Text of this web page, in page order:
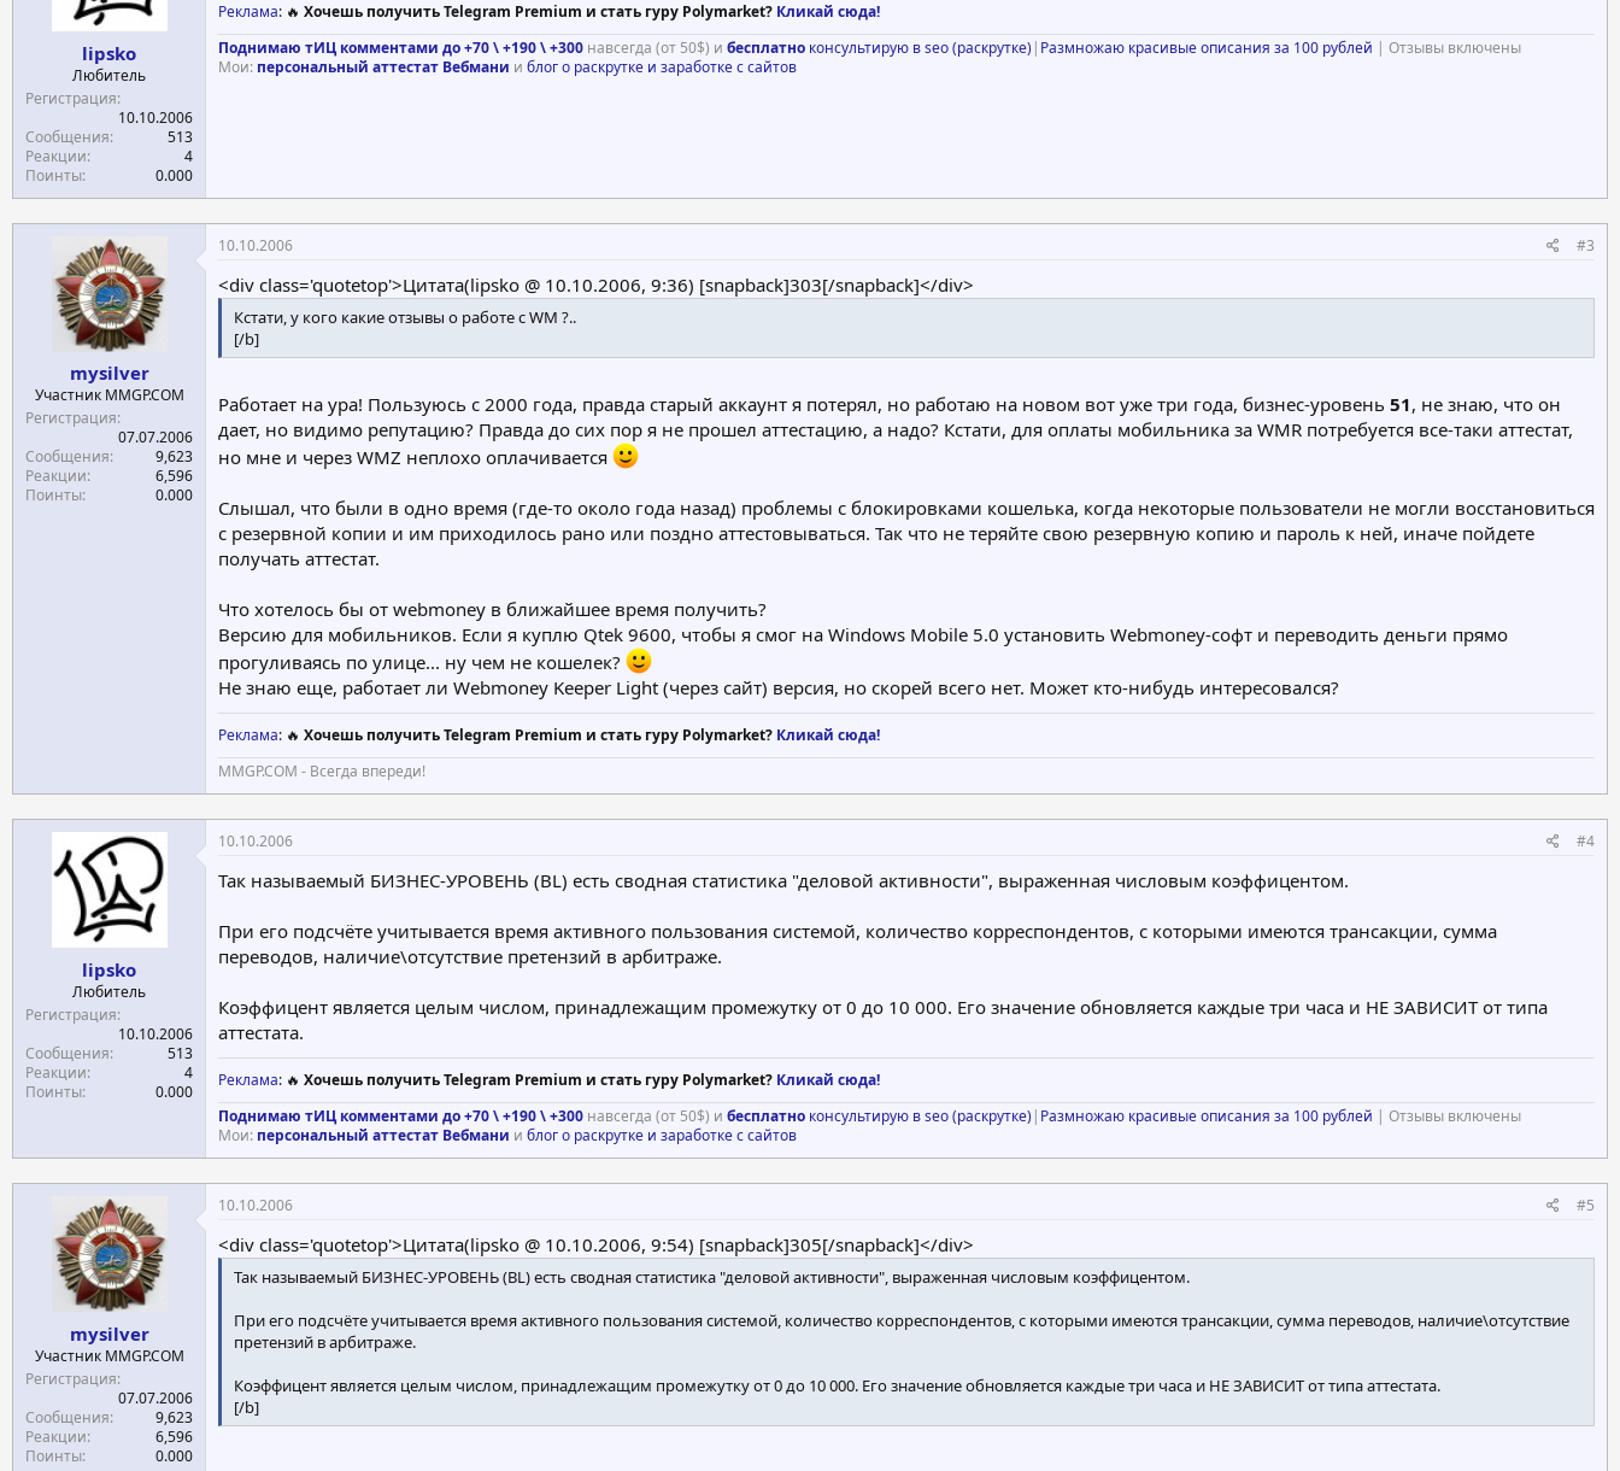
lipsko
Любитель
Регистрация
10.10.2006
Сообщения
513
Реакции
4
Поинты
0.000
Реклама: 🔥 Хочешь получить Telegram Premium и стать гуру Polymarket? Кликай сюда!
Поднимаю тИЦ комментами до +70 \ +190 \ +300 навсегда (от 50$) и бесплатно консультирую в seo (раскрутке) | Размножаю красивые описания за 100 рублей | Отзывы включены
Мои: персональный аттестат Вебмани и блог о раскрутке и заработке с сайтов
mysilver
Участник MMGP.COM
Регистрация
07.07.2006
Сообщения
9,623
Реакции
6,596
Поинты
0.000
10.10.2006 #3
<div class='quotetop'>Цитата(lipsko @ 10.10.2006, 9:36) [snapback]303[/snapback]</div>
Кстати, у кого какие отзывы о работе с WM ?..
[/b]
Работает на ура! Пользуюсь с 2000 года, правда старый аккаунт я потерял, но работаю на новом вот уже три года, бизнес-уровень 51, не знаю, что он
дает, но видимо репутацию? Правда до сих пор я не прошел аттестацию, а надо? Кстати, для оплаты мобильника за WMR потребуется все-таки аттестат,
но мне и через WMZ неплохо оплачивается
Слышал, что были в одно время (где-то около года назад) проблемы с блокировками кошелька, когда некоторые пользователи не могли восстановиться
с резервной копии и им приходилось рано или поздно аттестовываться. Так что не теряйте свою резервную копию и пароль к ней, иначе пойдете
получать аттестат.
Что хотелось бы от webmoney в ближайшее время получить?
Версию для мобильников. Если я куплю Qtek 9600, чтобы я смог на Windows Mobile 5.0 установить Webmoney-софт и переводить деньги прямо
прогуливаясь по улице... ну чем не кошелек?
Не знаю еще, работает ли Webmoney Keeper Light (через сайт) версия, но скорей всего нет. Может кто-нибудь интересовался?
Реклама: 🔥 Хочешь получить Telegram Premium и стать гуру Polymarket? Кликай сюда!
MMGP.COM - Всегда впереди!
lipsko
Любитель
Регистрация
10.10.2006
Сообщения
513
Реакции
4
Поинты
0.000
10.10.2006 #4
Так называемый БИЗНЕС-УРОВЕНЬ (BL) есть сводная статистика "деловой активности", выраженная числовым коэффицентом.
При его подсчёте учитывается время активного пользования системой, количество корреспондентов, с которыми имеются трансакции, сумма
переводов, наличие\отсутствие претензий в арбитраже.
Коэффицент является целым числом, принадлежащим промежутку от 0 до 10 000. Его значение обновляется каждые три часа и НЕ ЗАВИСИТ от типа
аттестата.
Реклама: 🔥 Хочешь получить Telegram Premium и стать гуру Polymarket? Кликай сюда!
Поднимаю тИЦ комментами до +70 \ +190 \ +300 навсегда (от 50$) и бесплатно консультирую в seo (раскрутке) | Размножаю красивые описания за 100 рублей | Отзывы включены
Мои: персональный аттестат Вебмани и блог о раскрутке и заработке с сайтов
mysilver
Участник MMGP.COM
Регистрация
07.07.2006
Сообщения
9,623
Реакции
6,596
Поинты
0.000
10.10.2006 #5
<div class='quotetop'>Цитата(lipsko @ 10.10.2006, 9:54) [snapback]305[/snapback]</div>
Так называемый БИЗНЕС-УРОВЕНЬ (BL) есть сводная статистика "деловой активности", выраженная числовым коэффицентом.
При его подсчёте учитывается время активного пользования системой, количество корреспондентов, с которыми имеются трансакции, сумма переводов, наличие\отсутствие
претензий в арбитраже.
Коэффицент является целым числом, принадлежащим промежутку от 0 до 10 000. Его значение обновляется каждые три часа и НЕ ЗАВИСИТ от типа аттестата.
[/b]